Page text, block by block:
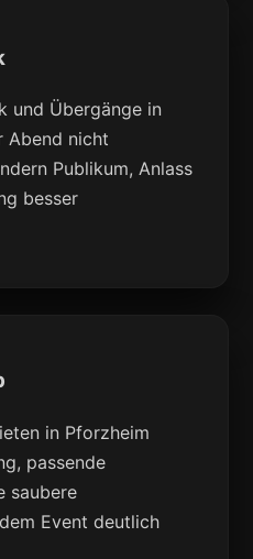
und Übergänge in
Abend nicht
Publikum, Anlass
besser
in Pforzheim
passende
saubere
Event deutlich